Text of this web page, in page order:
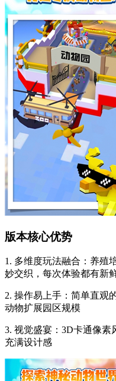
版本核心优势
1. 多维度玩法融合：养殖
妙交织，每次体验都有新
2. 操作易上手：简单直观
动物扩展园区规模
3. 视觉盛宴：3D卡通像素
充满设计感